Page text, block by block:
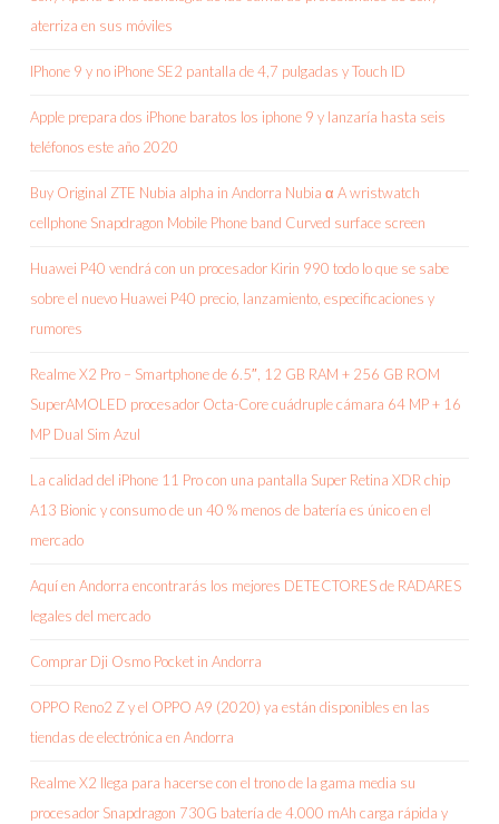
aterriza en sus móviles
IPhone 9 y no iPhone SE2 pantalla de 4,7 pulgadas y Touch ID
Apple prepara dos iPhone baratos los iphone 9 y lanzaría hasta seis
teléfonos este año 2020
Buy Original ZTE Nubia alpha in Andorra Nubia α A wristwatch
cellphone Snapdragon Mobile Phone band Curved surface screen
Huawei P40 vendrá con un procesador Kirin 990 todo lo que se sabe
sobre el nuevo Huawei P40 precio, lanzamiento, especificaciones y
rumores
Realme X2 Pro – Smartphone de 6.5″, 12 GB RAM + 256 GB ROM
SuperAMOLED procesador Octa-Core cuádruple cámara 64 MP + 16
MP Dual Sim Azul
La calidad del iPhone 11 Pro con una pantalla Super Retina XDR chip
A13 Bionic y consumo de un 40 % menos de batería es único en el
mercado
Aquí en Andorra encontrarás los mejores DETECTORES de RADARES
legales del mercado
Comprar Dji Osmo Pocket in Andorra
OPPO Reno2 Z y el OPPO A9 (2020) ya están disponibles en las
tiendas de electrónica en Andorra
Realme X2 llega para hacerse con el trono de la gama media su
procesador Snapdragon 730G batería de 4.000 mAh carga rápida y